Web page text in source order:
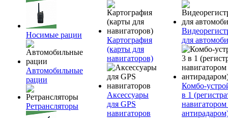
Носимые рации
Автомобильные
рации
Ретрансляторы
Картография
(карты для
навигаторов)
Аксессуары
для GPS
навигаторов
для
Комбо-
в 1